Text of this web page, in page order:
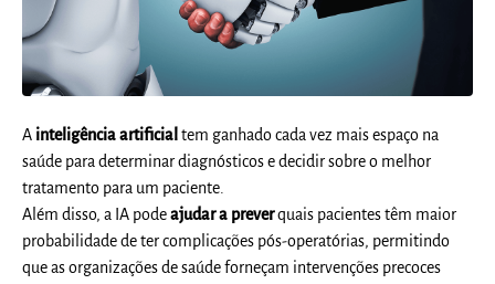
A inteligência artificial tem ganhado cada vez mais espaço na
saúde para determinar diagnósticos e decidir sobre o melhor
tratamento para um paciente.
Além disso, a IA podeajudar a preverquais pacientes têm maior
probabilidade de ter complicações pós-operatórias, permitindo
que as organizações de saúde forneçam intervenções precoces